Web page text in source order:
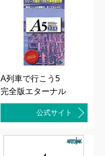
A列車で行こう5
完全版エターナル
公式サイト